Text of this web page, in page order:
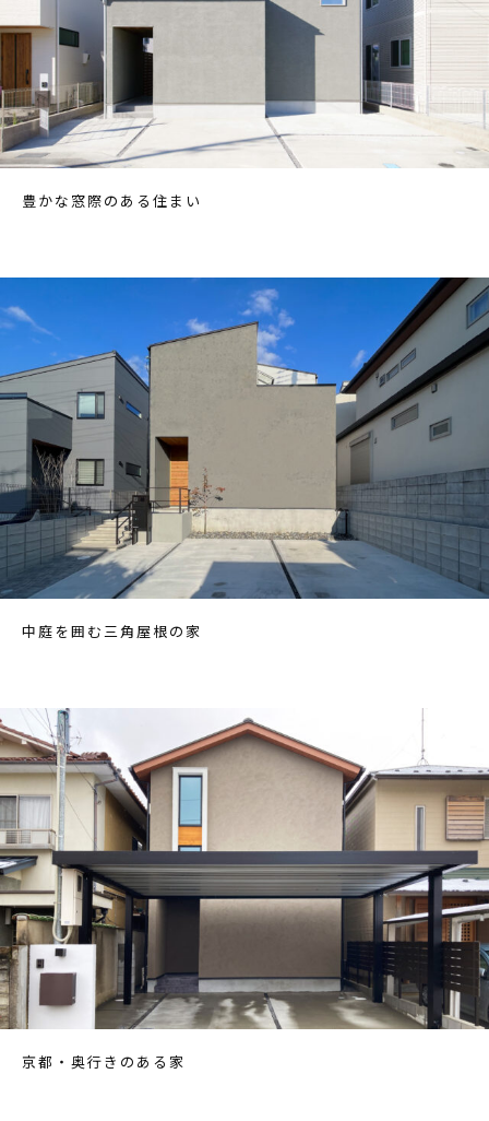
豊かな窓際のある住まい
中庭を囲む三角屋根の家
京都・奥行きのある家